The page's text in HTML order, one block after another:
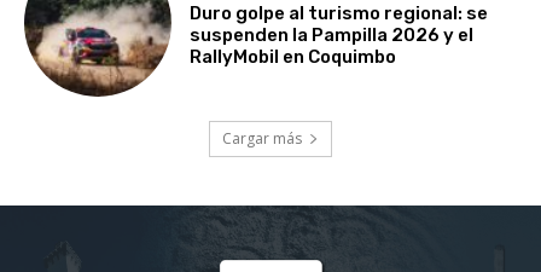
Duro golpe al turismo regional: se
suspenden la Pampilla 2026 y el
RallyMobil en Coquimbo
Cargar más